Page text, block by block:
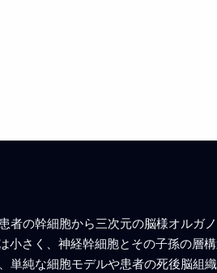
の幹細胞から三次元の脳様オルガ
さく、神経幹細胞とその子孫の層
純な細胞モデルや患者の死後脳組